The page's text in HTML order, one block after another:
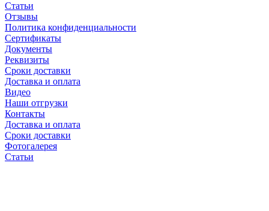
Статьи
Отзывы
Политика конфиденциальности
Сертификаты
Документы
Реквизиты
Сроки доставки
Доставка и оплата
Видео
Наши отгрузки
Контакты
Доставка и оплата
Сроки доставки
Фотогалерея
Статьи